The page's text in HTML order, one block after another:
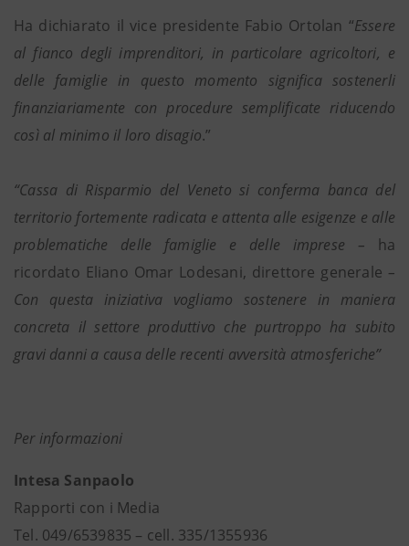
Ha dichiarato il vice presidente Fabio Ortolan “Essere
al fianco degli imprenditori, in particolare agricoltori, e
delle famiglie in questo momento significa sostenerli
finanziariamente con procedure semplificate riducendo
così al minimo il loro disagio.”
“Cassa di Risparmio del Veneto si conferma banca del
territorio fortemente radicata e attenta alle esigenze e alle
problematiche delle famiglie e delle imprese – ha
ricordato Eliano Omar Lodesani, direttore generale –
Con questa iniziativa vogliamo sostenere in maniera
concreta il settore produttivo che purtroppo ha subito
gravi danni a causa delle recenti avversità atmosferiche”
Per informazioni
Intesa Sanpaolo
Rapporti con i Media
Tel. 049/6539835 – cell. 335/1355936